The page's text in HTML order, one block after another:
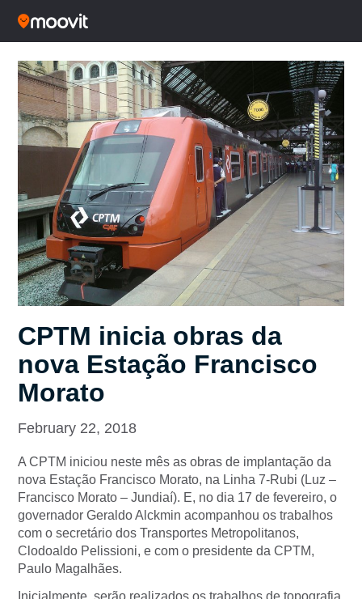
​​CPTM inicia obras da
nova Estação Francisco
Morato
February 22, 2018
A CPTM iniciou neste mês as obras de implantação da
nova Estação Francisco Morato, na Linha 7-Rubi (Luz –
Francisco Morato – Jundiaí). E, no dia 17 de fevereiro, o
governador Geraldo Alckmin acompanhou os trabalhos
com o secretário dos Transportes Metropolitanos,
Clodoaldo Pelissioni, e com o presidente da CPTM,
Paulo Magalhães.
Inicialmente, serão realizados os trabalhos de topografia